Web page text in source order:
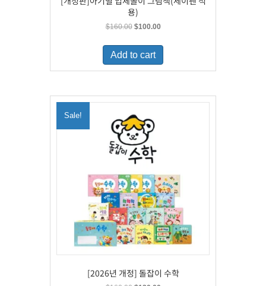
용)
$160.00 Original
was:
$160.00.
$100.00Current
is:
Add to cart
Sale!
[2026년 개정] 돌잡이 수학